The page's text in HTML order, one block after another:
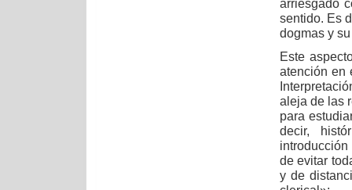
arriesgado
sentido. Es
dogmas y
Este
atención en
aleja de las
para
decir,
de evitar
y de